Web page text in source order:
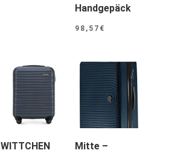
Handgepäck
98,57 €
WITTCHEN
Mitte –